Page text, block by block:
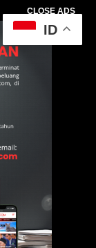
CLOSE ADS
ID